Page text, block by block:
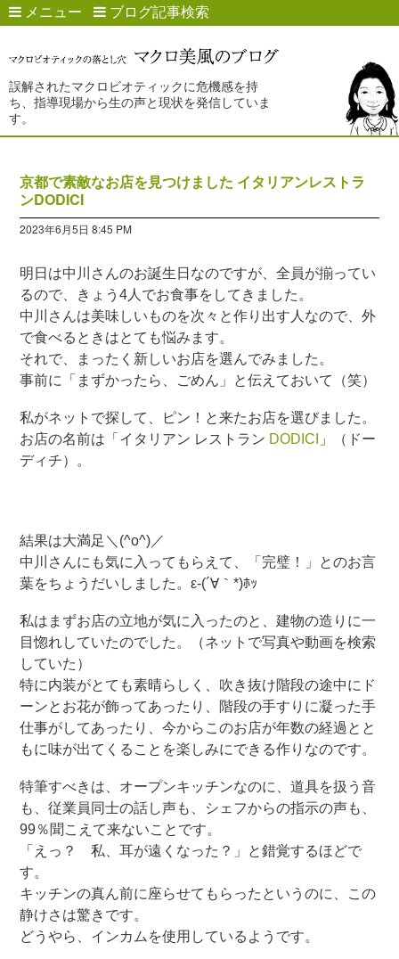
メニュー ブログ記事検索
誤解されたマクロビオティックに危機感を持
ち、指導現場から生の声と現状を発信していま
す。
京都で素敵なお店を見つけました イタリアンレストラ
ンDODICI
2023年6月5日 8:45 PM
明日は中川さんのお誕生日なのですが、全員が揃ってい
るので、きょう4人でお食事をしてきました。
中川さんは美味しいものを次々と作り出す人なので、外
で食べるときはとても悩みます。
それで、まったく新しいお店を選んでみました。
事前に「まずかったら、ごめん」と伝えておいて（笑）
私がネットで探して、ピン！と来たお店を選びました。
お店の名前は「イタリアン レストラン DODICI
」（ドー
ディチ）。
結果は大満足＼(^o^)／
中川さんにも気に入ってもらえて、「完璧！」とのお言
葉をちょうだいしました。ε-(´∀｀*)ﾎｯ
私はまずお店の立地が気に入ったのと、建物の造りに一
目惚れしていたのでした。（ネットで写真や動画を検索
していた）
特に内装がとても素晴らしく、吹き抜け階段の途中にド
ーンとお花が飾ってあったり、階段の手すりに凝った手
仕事がしてあったり、今からこのお店が年数の経過とと
もに味が出てくることを楽しみにできる作りなのです。
特筆すべきは、オープンキッチンなのに、道具を扱う音
も、従業員同士の話し声も、シェフからの指示の声も、
99％聞こえて来ないことです。
「えっ？ 私、耳が遠くなった？」と錯覚するほどで
す。
キッチンの真ん前に座らせてもらったというのに、この
静けさは驚きです。
どうやら、インカムを使用しているようです。